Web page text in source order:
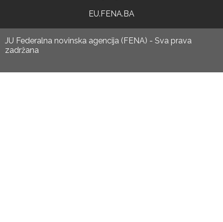
EU.FENA.BA
JU Federalna novinska agencija (FENA) - Sva prava
zadržana